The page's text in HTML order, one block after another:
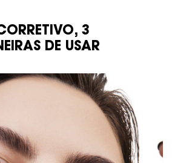
3
DE USAR